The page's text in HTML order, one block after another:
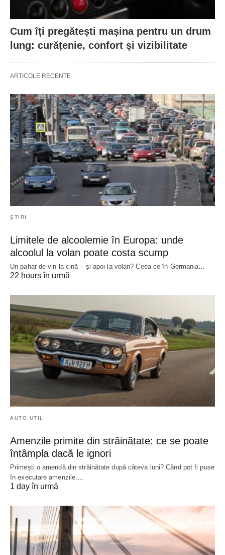
Cum îți pregătești mașina pentru un drum
lung: curățenie, confort și vizibilitate
ARTICOLE RECENTE
ȘTIRI
Limitele de alcoolemie în Europa: unde
alcoolul la volan poate costa scump
Un pahar de vin la cină – și apoi la volan? Ceea ce în Germania…
22 hours în urmă
AUTO UTIL
Amenzile primite din străinătate: ce se poate
întâmpla dacă le ignori
Primești o amendă din străinătate după câteva luni? Când pot fi puse
în executare amenzile,…
1 day în urmă